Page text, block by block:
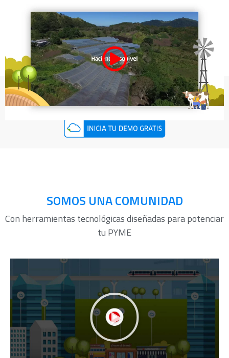
SOMOS UNA COMUNIDAD
Con herramientas tecnológicas diseñadas para potenciar
tu PYME